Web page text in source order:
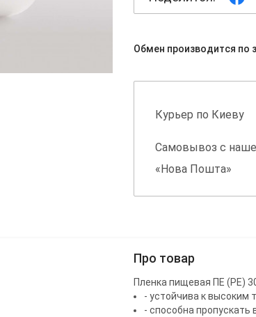
Обмен производится по
Курьер по Киеву
Самовывоз с
«Нова Пошта»
Про товар
Пленка пищевая ПЕ (РЕ)
- устойчива к высоким
- способна